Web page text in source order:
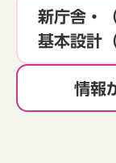
新庁舎・
基本設計
情報